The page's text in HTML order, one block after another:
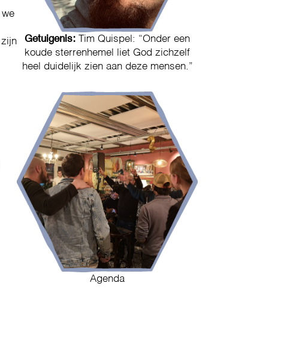
Getuigenis:
Tim Quispel: “Onder een
koude sterrenhemel liet God zichzelf
heel duidelijk zien aan deze mensen.”
Agenda